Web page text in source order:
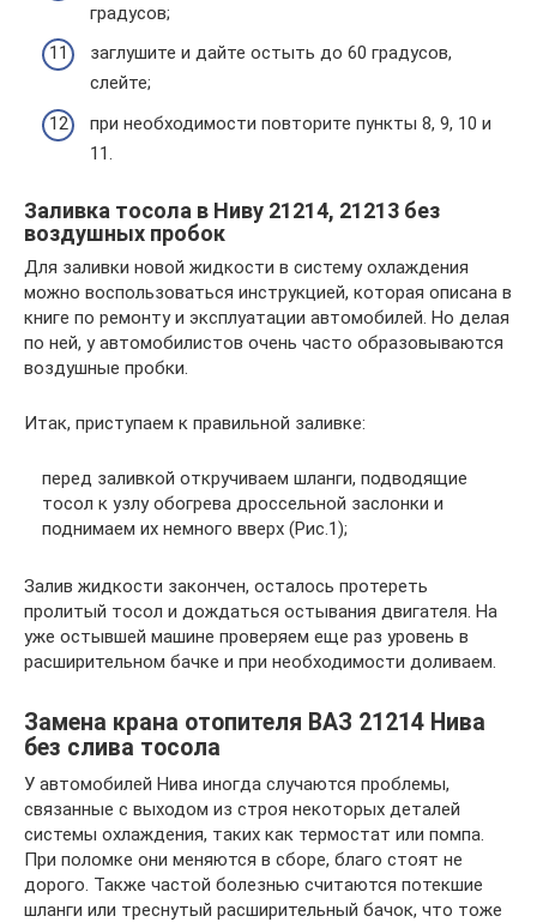
градусов;
заглушите и дайте остыть до 60 градусов,
слейте;
при необходимости повторите пункты 8, 9, 10 и
11.
Заливка тосола в Ниву 21214, 21213 без
воздушных пробок
Для заливки новой жидкости в систему охлаждения
можно воспользоваться инструкцией, которая описана в
книге по ремонту и эксплуатации автомобилей. Но делая
по ней, у автомобилистов очень часто образовываются
воздушные пробки.
Итак, приступаем к правильной заливке:
перед заливкой откручиваем шланги, подводящие
тосол к узлу обогрева дроссельной заслонки и
поднимаем их немного вверх (Рис.1);
Залив жидкости закончен, осталось протереть
пролитый тосол и дождаться остывания двигателя. На
уже остывшей машине проверяем еще раз уровень в
расширительном бачке и при необходимости доливаем.
Замена крана отопителя ВАЗ 21214 Нива
без слива тосола
У автомобилей Нива иногда случаются проблемы,
связанные с выходом из строя некоторых деталей
системы охлаждения, таких как термостат или помпа.
При поломке они меняются в сборе, благо стоят не
дорого. Также частой болезнью считаются потекшие
шланги или треснутый расширительный бачок, что тоже